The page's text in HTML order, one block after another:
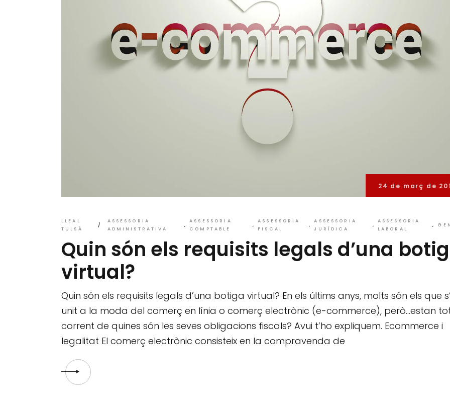
24 de març de
LLEAL
TULSÀ
ASSESSORIA
ADMINISTRATIVA
ASSESSORIA
COMPTABLE
ASSESSORIA
FISCAL
ASSESSORIA
JURÍDICA
ASSESSORIA
LABORAL
Quin són els requisits legals d’una
virtual?
Quin són els requisits legals d’una botiga virtual? En els últims anys, molts són els que
unit a la moda del comerç en línia o comerç electrònic (e-commerce), però…estan
corrent de quines són les seves obligacions fiscals? Avui t’ho expliquem. Ecommerce i
legalitat El comerç electrònic consisteix en la compravenda de